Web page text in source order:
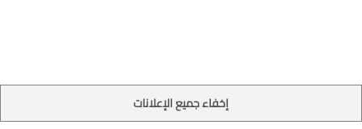
إخفاء جميع الإعلانات